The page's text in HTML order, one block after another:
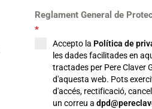
Reglament General de
*
Accepto la Política de
les dades facilitades en
tractades per Pere Claver
d'aquesta web. Pots
d'accés, rectificació,
un correu a